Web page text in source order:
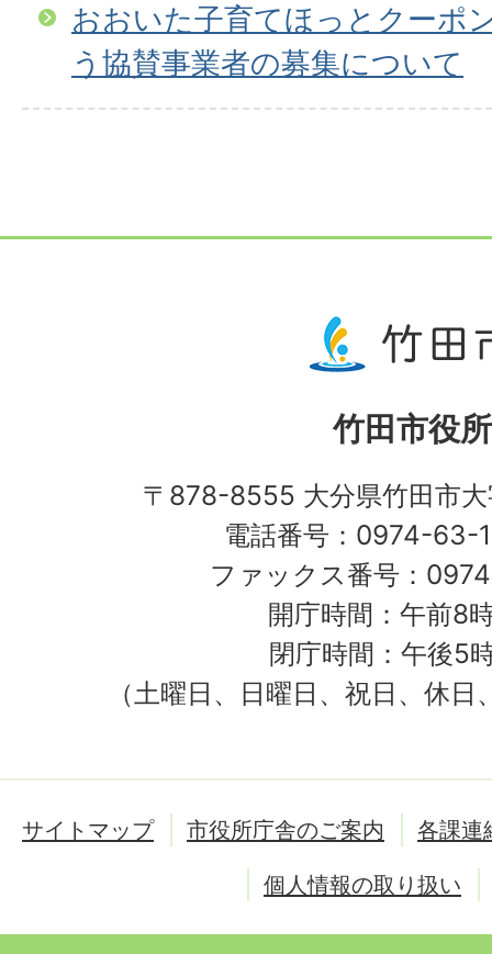
おおいた子育てほっとクーポ
う協賛事業者の募集について
竹田市役所
〒878-8555 大分県竹田市
電話番号：0974-63-
ファックス番号：
開庁時間：午前8
閉庁時間：午後5
（土曜日、日曜日、祝日、休
サイトマップ 市役所庁舎のご案内
各課連
個人情報の取り扱い